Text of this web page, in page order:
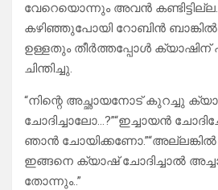
വേറെയൊന്നും അവൻ
കഴിഞ്ഞുപോയി റോബിൻ
ഉള്ളതും തീർത്തപ്പോൾ ക്യാഷിന്
ചിന്തിച്ചു.
“നിന്റെ അച്ഛായനോട് കുറച്ചു
ചോദിച്ചാലോ…?”“ഇച്ചായൻ
ഞാൻ ചോയിക്കണോ.”“അല്ലങ്കിൽ
ഇങ്ങനെ ക്യാഷ് ചോദിച്ചാൽ
തോന്നും..”